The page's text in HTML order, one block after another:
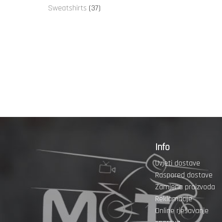
proizvoda
Sweatshirts 3737
Info
Uvjeti dostave
Raspored dostave
Zamjena proizvoda
Reklamacije
Online rješavanje